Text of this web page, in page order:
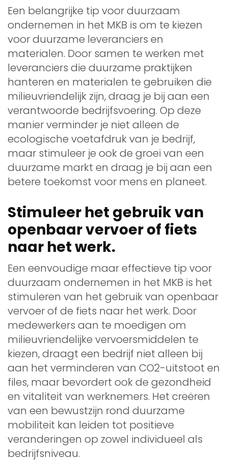
Een belangrijke tip voor duurzaam
ondernemen in het MKB is om te kiezen
voor duurzame leveranciers en
materialen. Door samen te werken met
leveranciers die duurzame praktijken
hanteren en materialen te gebruiken die
milieuvriendelijk zijn, draag je bij aan een
verantwoorde bedrijfsvoering. Op deze
manier verminder je niet alleen de
ecologische voetafdruk van je bedrijf,
maar stimuleer je ook de groei van een
duurzame markt en draag je bij aan een
betere toekomst voor mens en planeet.
Stimuleer het gebruik van
openbaar vervoer of fiets
naar het werk.
Een eenvoudige maar effectieve tip voor
duurzaam ondernemen in het MKB is het
stimuleren van het gebruik van openbaar
vervoer of de fiets naar het werk. Door
medewerkers aan te moedigen om
milieuvriendelijke vervoersmiddelen te
kiezen, draagt een bedrijf niet alleen bij
aan het verminderen van CO2-uitstoot en
files, maar bevordert ook de gezondheid
en vitaliteit van werknemers. Het creëren
van een bewustzijn rond duurzame
mobiliteit kan leiden tot positieve
veranderingen op zowel individueel als
bedrijfsniveau.